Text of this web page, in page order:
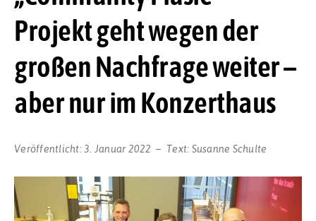
Projekt geht wegen der
großen Nachfrage weiter –
aber nur im Konzerthaus
Veröffentlicht:3. Januar 2022 Text: Susanne Schulte